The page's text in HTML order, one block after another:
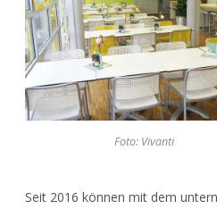
Foto: Vivanti
Seit 2016 können mit dem